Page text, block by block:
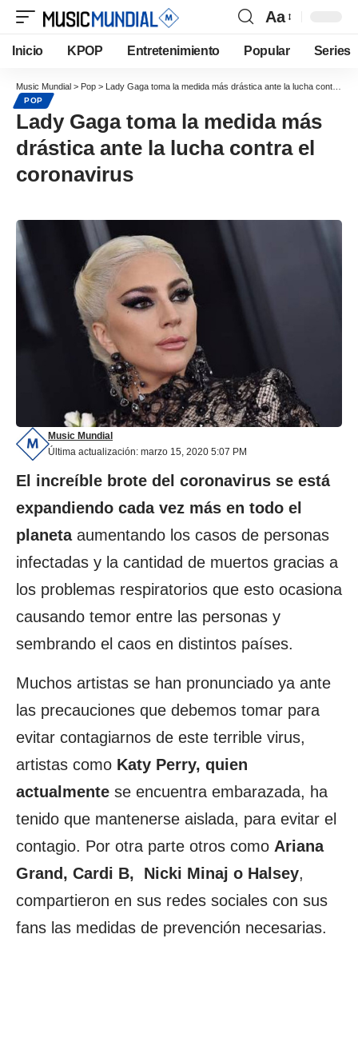
Aa
Inicio KPOP Entretenimiento Popular Series
Music Mundial > Pop > Lady Gaga toma la medida más drástica ante la lucha contra el coronavirus
POP
Lady Gaga toma la medida más
drástica ante la lucha contra el
coronavirus
Última actualización: marzo 15, 2020 5:07 PM
Music Mundial
El increíble brote del coronavirus se está
expandiendo cada vez más en todo el
planeta aumentando los casos de personas
infectadas y la cantidad de muertos gracias a
los problemas respiratorios que esto ocasiona
causando temor entre las personas y
sembrando el caos en distintos países.
Muchos artistas se han pronunciado ya ante
las precauciones que debemos tomar para
evitar contagiarnos de este terrible virus,
artistas como Katy Perry, quien
actualmente se encuentra embarazada, ha
tenido que mantenerse aislada, para evitar el
contagio. Por otra parte otros como Ariana
Grand, Cardi B, Nicki Minaj o Halsey,
compartieron en sus redes sociales con sus
fans las medidas de prevención necesarias.